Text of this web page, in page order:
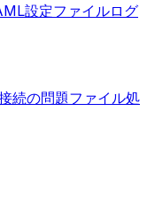
設定ファイルログ
続の問題ファイル処